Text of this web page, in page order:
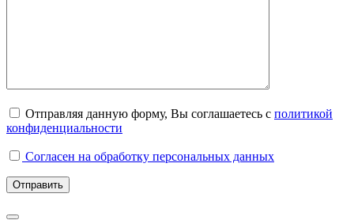
Отправляя данную форму, Вы соглашаетесь с политикой
конфиденциальности
Согласен на обработку персональных данных